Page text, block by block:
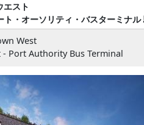
エスト
ト・オーソリティ・バスターミナル
West
- Port Authority Bus Terminal